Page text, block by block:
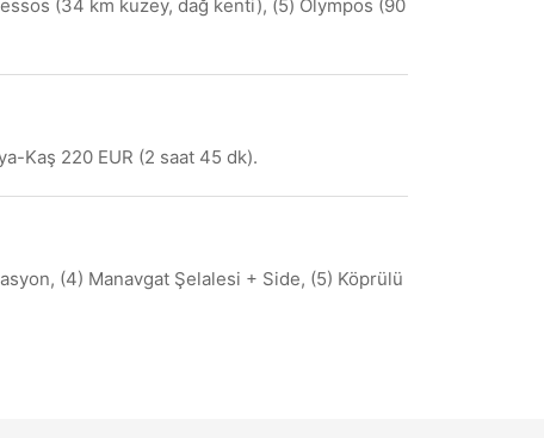
(34 km kuzey, dağ kenti), (5) Olympos (90
Kaş 220 EUR (2 saat 45 dk).
(4) Manavgat Şelalesi + Side, (5) Köprülü